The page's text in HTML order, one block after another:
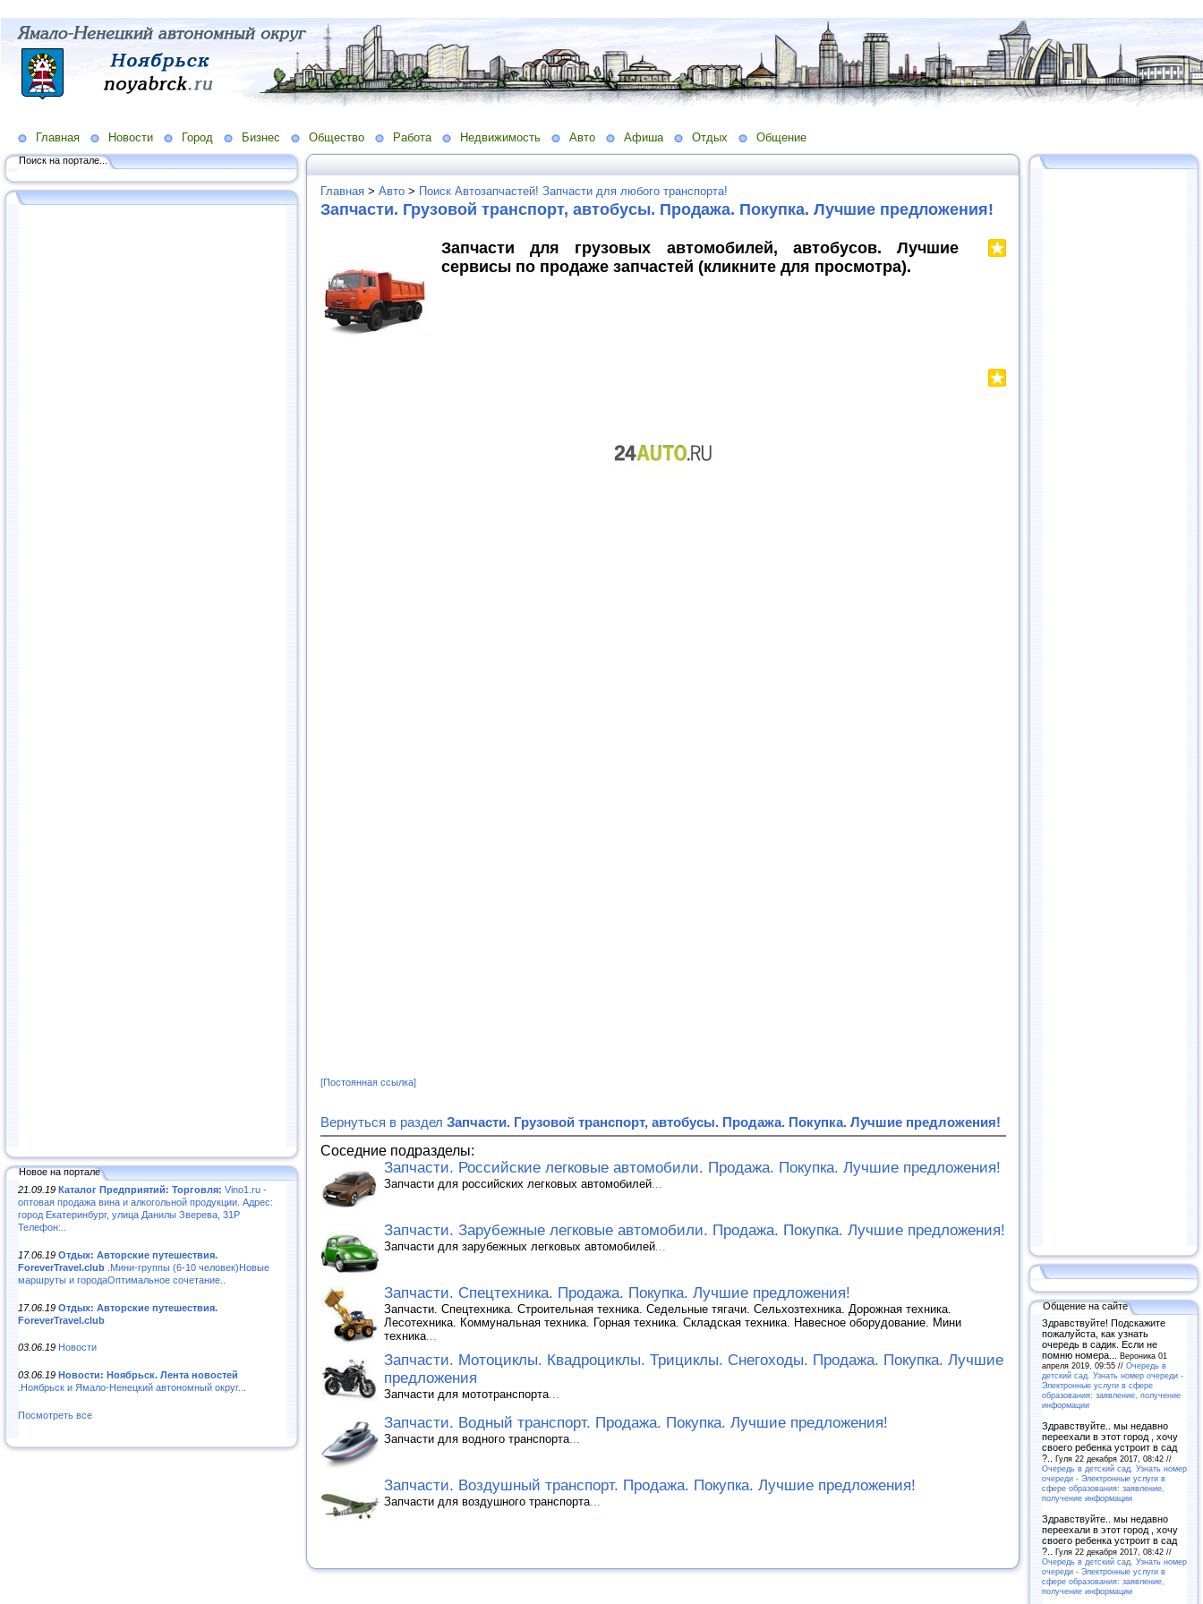
Главная Новости Город Бизнес Общество Работа Недвижимость Авто Афиша Отдых Общение
Поиск на портале...
Новое на портале
21.09.19 Каталог Предприятий: Торговля: Vino1.ru -
оптовая продажа вина и алкогольной продукции. Адрес:
город Екатеринбург, улица Данилы Зверева, 31Р
Телефон:..
17.06.19 Отдых: Авторские путешествия.
ForeverTravel.club .Мини-группы (6-10 человек)Новые
маршруты и городаОптимальное сочетание..
17.06.19 Отдых: Авторские путешествия.
ForeverTravel.club
03.06.19 Новости
03.06.19 Новости: Ноябрьск. Лента новостей
.Ноябрьск и Ямало-Ненецкий автономный округ...
Посмотреть все
Главная > Авто > Поиск Автозапчастей! Запчасти для любого транспорта!
Запчасти. Грузовой транспорт, автобусы. Продажа. Покупка. Лучшие предложения!
Запчасти для грузовых автомобилей, автобусов. Лучшие
сервисы по продаже запчастей (кликните для просмотра).
[Постоянная ссылка]
Вернуться в раздел Запчасти. Грузовой транспорт, автобусы. Продажа. Покупка. Лучшие предложения!
Соседние подразделы:
Запчасти. Российские легковые автомобили. Продажа. Покупка. Лучшие предложения!
Запчасти для российских легковых автомобилей
Запчасти. Зарубежные легковые автомобили. Продажа. Покупка. Лучшие предложения!
Запчасти для зарубежных легковых автомобилей
Запчасти. Спецтехника. Продажа. Покупка. Лучшие предложения!
Запчасти. Спецтехника. Строительная техника. Седельные тягачи. Сельхозтехника. Дорожная техника.
Лесотехника. Коммунальная техника. Горная техника. Складская техника. Навесное оборудование. Мини
техника
Запчасти. Мотоциклы. Квадроциклы. Трициклы. Снегоходы. Продажа. Покупка. Лучшие
предложения
Запчасти для мототранспорта
Запчасти. Водный транспорт. Продажа. Покупка. Лучшие предложения!
Запчасти для водного транспорта
Запчасти. Воздушный транспорт. Продажа. Покупка. Лучшие предложения!
Запчасти для воздушного транспорта
Общение на сайте
Здравствуйте! Подскажите
пожалуйста, как узнать
очередь в садик. Если не
помню номера... Вероника 01
апреля 2019, 09:55 // Очередь в
детский сад. Узнать номер очереди -
Электронные услуги в сфере
образования: заявление, получение
информации
Здравствуйте.. мы недавно
переехали в этот город , хочу
своего ребенка устроит в сад
?.. Гуля 22 декабря 2017, 08:42 //
Очередь в детский сад. Узнать номер
очереди - Электронные услуги в
сфере образования: заявление,
получение информации
Здравствуйте.. мы недавно
переехали в этот город , хочу
своего ребенка устроит в сад
?.. Гуля 22 декабря 2017, 08:42 //
Очередь в детский сад. Узнать номер
очереди - Электронные услуги в
сфере образования: заявление,
получение информации